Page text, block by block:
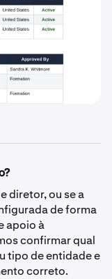
diretor, ou se a
de forma
apoio à
confirmar qual
tipo de entidade e
correto.